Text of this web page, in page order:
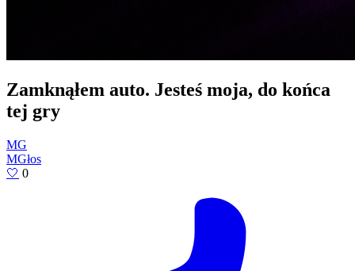
Zamknąłem auto. Jesteś moja, do końca
tej gry
MG
MGłos
🤍 0